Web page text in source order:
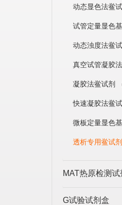
动态显色法鲎
试管定量显色
动态浊度法鲎
真空试管凝胶
凝胶法鲎试剂
快速凝胶法鲎
微板定量显色
透析专用鲎试
MAT热原检测试
G试验试剂盒